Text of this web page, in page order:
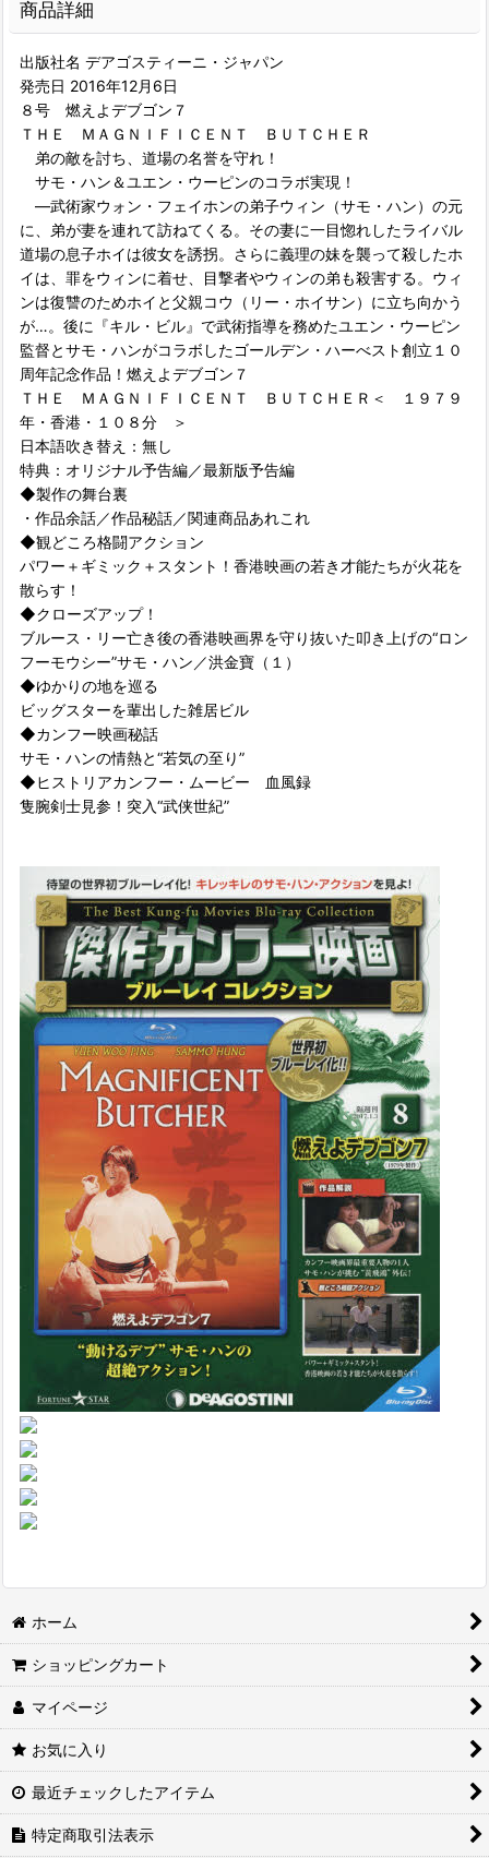
商品詳細
出版社名 デアゴスティーニ・ジャパン
発売日 2016年12月6日
８号 燃えよデブゴン７
ＴＨＥ ＭＡＧＮＩＦＩＣＥＮＴ ＢＵＴＣＨＥＲ
弟の敵を討ち、道場の名誉を守れ！
サモ・ハン＆ユエン・ウーピンのコラボ実現！
―武術家ウォン・フェイホンの弟子ウィン（サモ・ハン）の元
に、弟が妻を連れて訪ねてくる。その妻に一目惚れしたライバル
道場の息子ホイは彼女を誘拐。さらに義理の妹を襲って殺したホ
イは、罪をウィンに着せ、目撃者やウィンの弟も殺害する。ウィ
ンは復讐のためホイと父親コウ（リー・ホイサン）に立ち向かう
が…。後に『キル・ビル』で武術指導を務めたユエン・ウーピン
監督とサモ・ハンがコラボしたゴールデン・ハーべスト創立１０
周年記念作品！燃えよデブゴン７
ＴＨＥ ＭＡＧＮＩＦＩＣＥＮＴ ＢＵＴＣＨＥＲ＜ １９７９
年・香港・１０８分 ＞
日本語吹き替え：無し
特典：オリジナル予告編／最新版予告編
◆製作の舞台裏
・作品余話／作品秘話／関連商品あれこれ
◆観どころ格闘アクション
パワー＋ギミック＋スタント！香港映画の若き才能たちが火花を
散らす！
◆クローズアップ！
ブルース・リー亡き後の香港映画界を守り抜いた叩き上げの“ロン
フーモウシー”サモ・ハン／洪金寶（１）
◆ゆかりの地を巡る
ビッグスターを輩出した雑居ビル
◆カンフー映画秘話
サモ・ハンの情熱と“若気の至り”
◆ヒストリアカンフー・ムービー 血風録
隻腕剣士見参！突入“武侠世紀”
ホーム
ショッピングカート
マイページ
お気に入り
最近チェックしたアイテム
特定商取引法表示